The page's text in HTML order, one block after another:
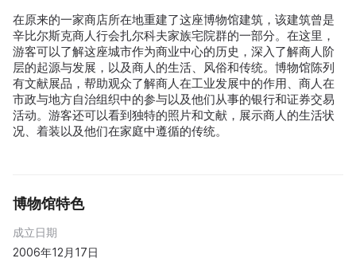
在原来的一家商店所在地重建了这座博物馆建筑，该建筑曾是
辛比尔斯克商人行会扎尔科夫家族宅院群的一部分。在这里，
游客可以了解这座城市作为商业中心的历史，深入了解商人阶
层的起源与发展，以及商人的生活、风俗和传统。博物馆陈列
有文献展品，帮助观众了解商人在工业发展中的作用、商人在
市政与地方自治组织中的参与以及他们从事的银行和证券交易
活动。游客还可以看到独特的照片和文献，展示商人的生活状
况、着装以及他们在家庭中遵循的传统。
博物馆特色
成立日期
2006年12月17日